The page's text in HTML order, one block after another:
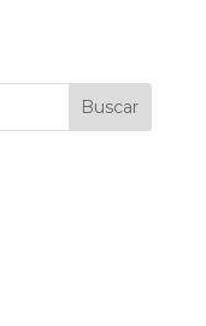
Buscar